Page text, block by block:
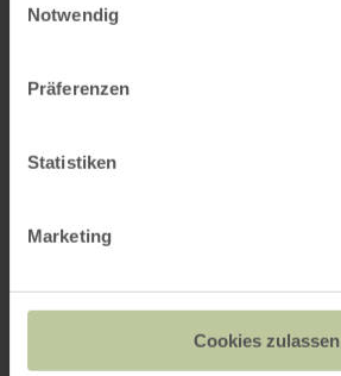
Notwendig
Präferenzen
Statistiken
Marketing
Cookies zulassen